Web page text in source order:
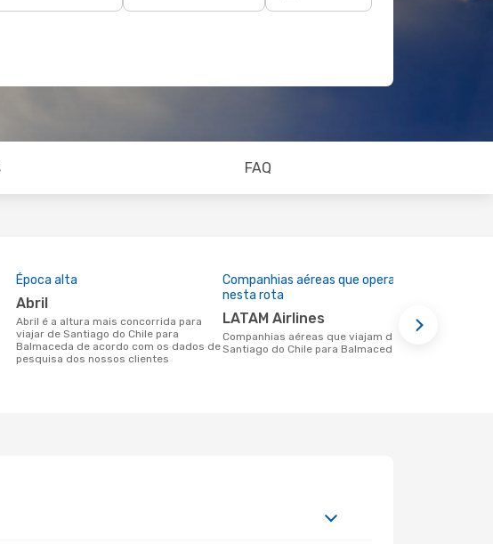
FAQ
Época alta
abril
abril é a altura mais concorrida para
viajar de Santiago do Chile para
Balmaceda de acordo com os dados de
pesquisa dos nossos clientes
Companhias aéreas que operam
nesta rota
LATAM Airlines
Companhias aéreas que viajam de
Santiago do Chile para Balmaceda